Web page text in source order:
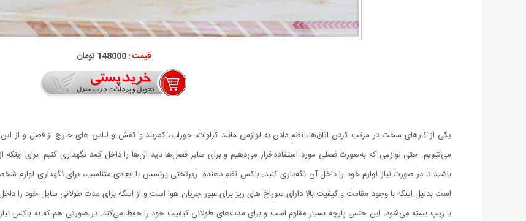
قیمت :148000 تومان
یکی از کارهای سخت در مرتب کردن اتاق‌ها، نظم دادن به لوازمی مانند کراوات، جوراب، کمربند و کفش و لباس های خارج از فصل و از
می‌شویم. حتی لوازمی که به‌صورت فصلی مورد استفاده قرار می‌دهیم و برای سایر فصل‌ها باید آن‌ها را داخل کمد نگهداری کنیم. برای
باشید تا در صورت نیاز لوازم خود را داخل آن نگه‌داری کنید. باکس نظم دهنده زیرتختی پرنسس با ابعادی متناسب، برای نگهداری
است بدلیل اینکه با وجود مقامت و کیفیت بالا دارای سوراخ های ریز برای عبور جریان هوا است و از اینکه برای مدت طولانی سایل خود را
با زیپ بسته می‌شود. این جنس پارچه بسیار مقاوم است و برای مدت‌های طولانی کیفیت خود را حفظ می‌کند. در صورتی هم که به باکس نیاز